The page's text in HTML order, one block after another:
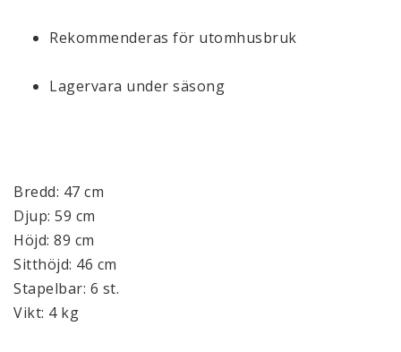
Rekommenderas för utomhusbruk
Lagervara under säsong
Bredd: 47 cm
Djup: 59 cm
Höjd: 89 cm
Sitthöjd: 46 cm
Stapelbar: 6 st.
Vikt: 4 kg